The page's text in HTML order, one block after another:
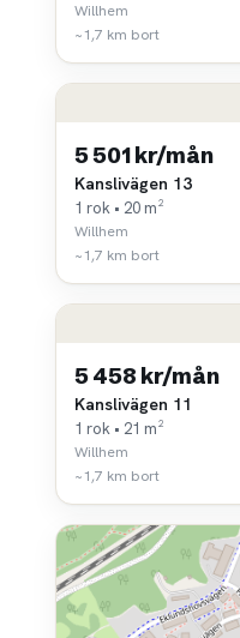
Willhem
~1,7 km bort
5 501 kr/mån
Kanslivägen 13
1 rok • 20 m²
Willhem
~1,7 km bort
5 458 kr/mån
Kanslivägen 11
1 rok • 21 m²
Willhem
~1,7 km bort